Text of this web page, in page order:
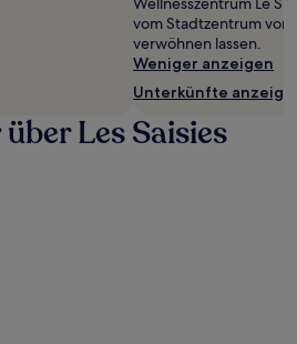
vom Stadtzentrum von
verwöhnen lassen.
Weniger anzeigen
Unterkünfte
Les Saisies